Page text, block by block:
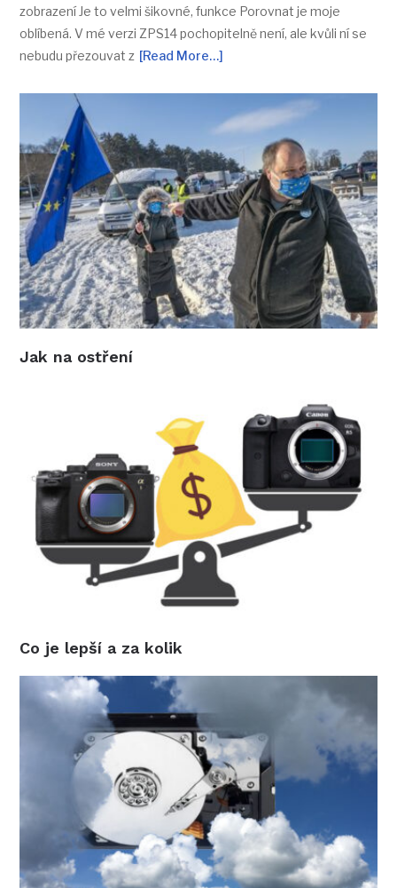
zobrazení Je to velmi šikovné, funkce Porovnat je moje
oblíbená. V mé verzi ZPS14 pochopitelně není, ale kvůli ní se
nebudu přezouvat z [Read More…]
Jak na ostření
Co je lepší a za kolik